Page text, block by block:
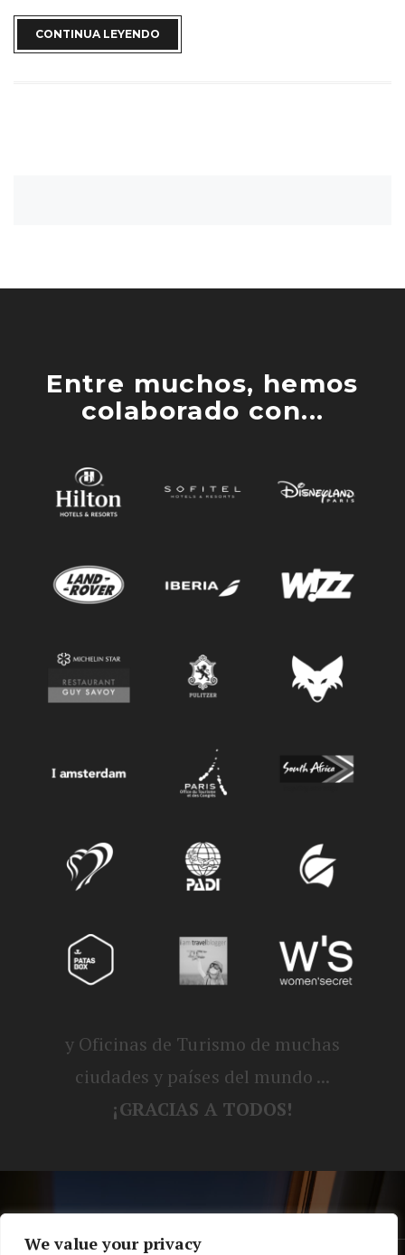
We value your privacy
CONTINUA LEYENDO
Entre muchos, hemos
colaborado con...
y Oficinas de Turismo de muchas
ciudades y países del mundo ...
¡GRACIAS A TODOS!